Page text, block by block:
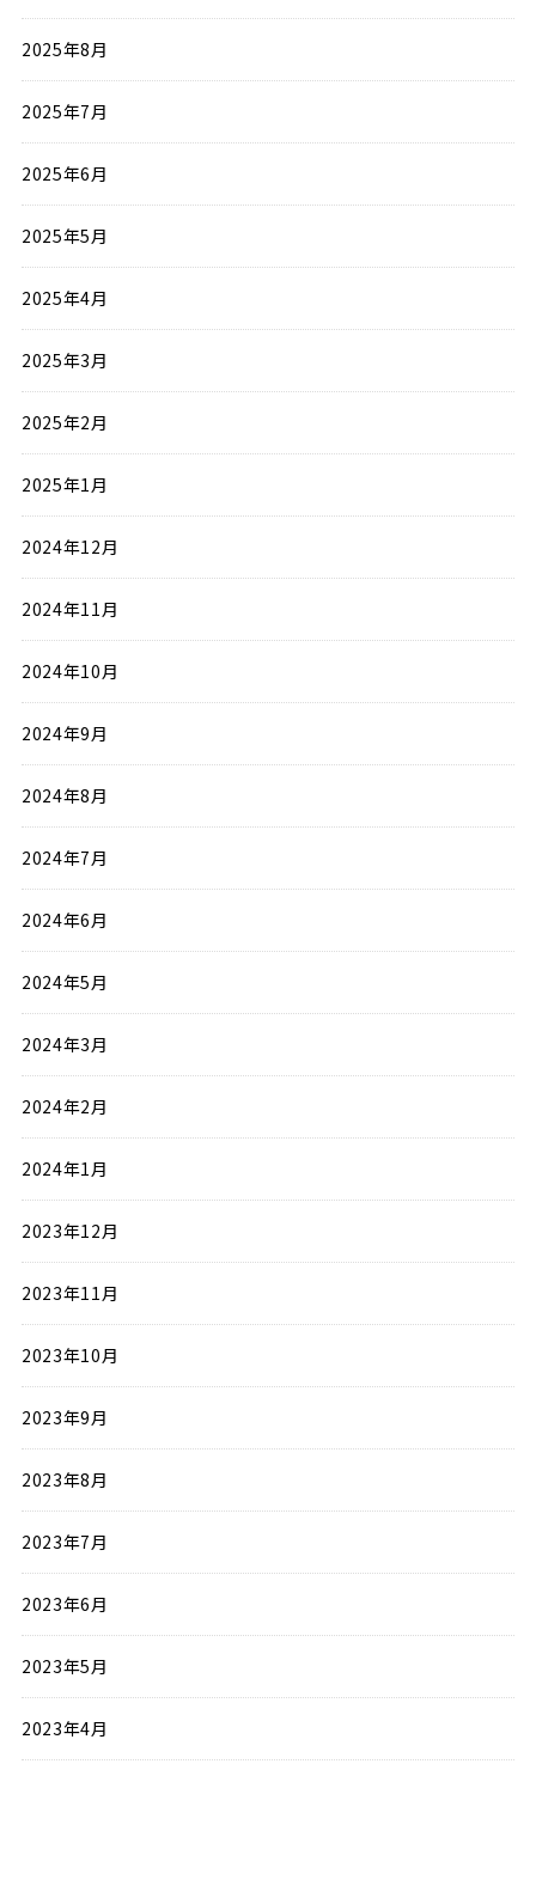
2025年8月
2025年7月
2025年6月
2025年5月
2025年4月
2025年3月
2025年2月
2025年1月
2024年12月
2024年11月
2024年10月
2024年9月
2024年8月
2024年7月
2024年6月
2024年5月
2024年3月
2024年2月
2024年1月
2023年12月
2023年11月
2023年10月
2023年9月
2023年8月
2023年7月
2023年6月
2023年5月
2023年4月